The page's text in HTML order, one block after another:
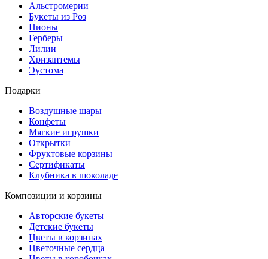
Альстромерии
Букеты из Роз
Пионы
Герберы
Лилии
Хризантемы
Эустома
Подарки
Воздушные шары
Конфеты
Мягкие игрушки
Открытки
Фруктовые корзины
Сертификаты
Клубника в шоколаде
Композиции и корзины
Авторские букеты
Детские букеты
Цветы в корзинах
Цветочные сердца